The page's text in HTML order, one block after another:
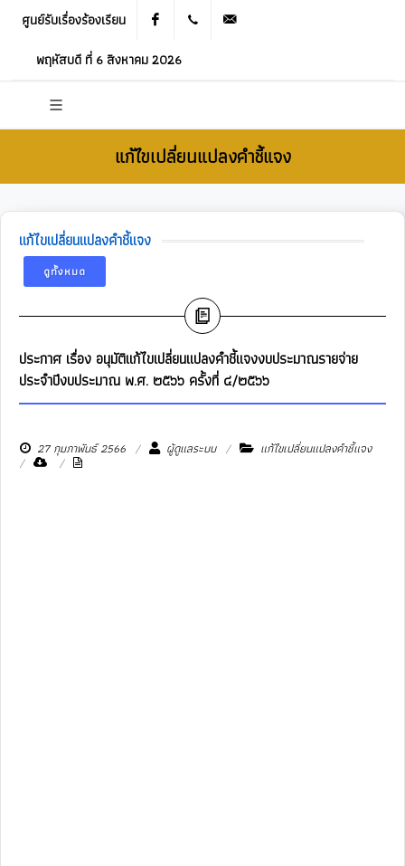
ศูนย์รับเรื่องร้องเรียน Facebook 021905536
พฤหัสบดี ที่ 6 สิงหาคม 2026
แก้ไขเปลี่ยนแปลงคำชี้แจง
แก้ไขเปลี่ยนแปลงคำชี้แจง
ดูทั้งหมด
ประกาศ เรื่อง อนุมัติแก้ไขเปลี่ยนแปลงคำชี้แจงงบประมาณรายจ่าย
ประจำปีงบประมาณ พ.ศ. ๒๕๖๖ ครั้งที่ ๔/๒๕๖๖
27 กุมภาพันธ์ 2566 ผู้ดูแลระบบ แก้ไขเปลี่ยนแปลงคำชี้แจง